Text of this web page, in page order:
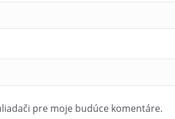
pre moje budúce komentáre.